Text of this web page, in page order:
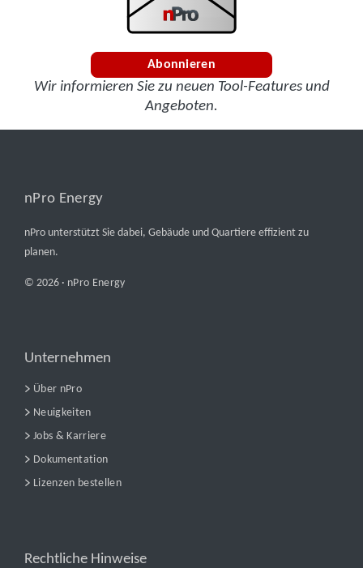
Abonnieren
Wir informieren Sie zu neuen Tool-Features und
Angeboten.
nPro Energy
nPro unterstützt Sie dabei, Gebäude und Quartiere effizient zu
planen.
© 2026 · nPro Energy
Unternehmen
Über nPro
Neuigkeiten
Jobs & Karriere
Dokumentation
Lizenzen bestellen
Rechtliche Hinweise